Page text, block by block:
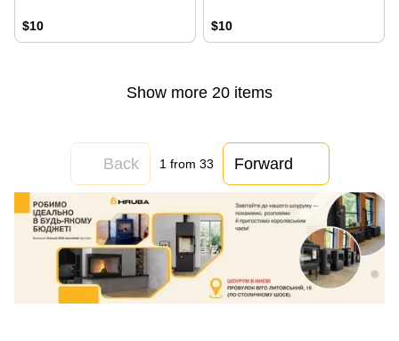
$10 $10
Show more 20 items
Back 1from 33 Forward